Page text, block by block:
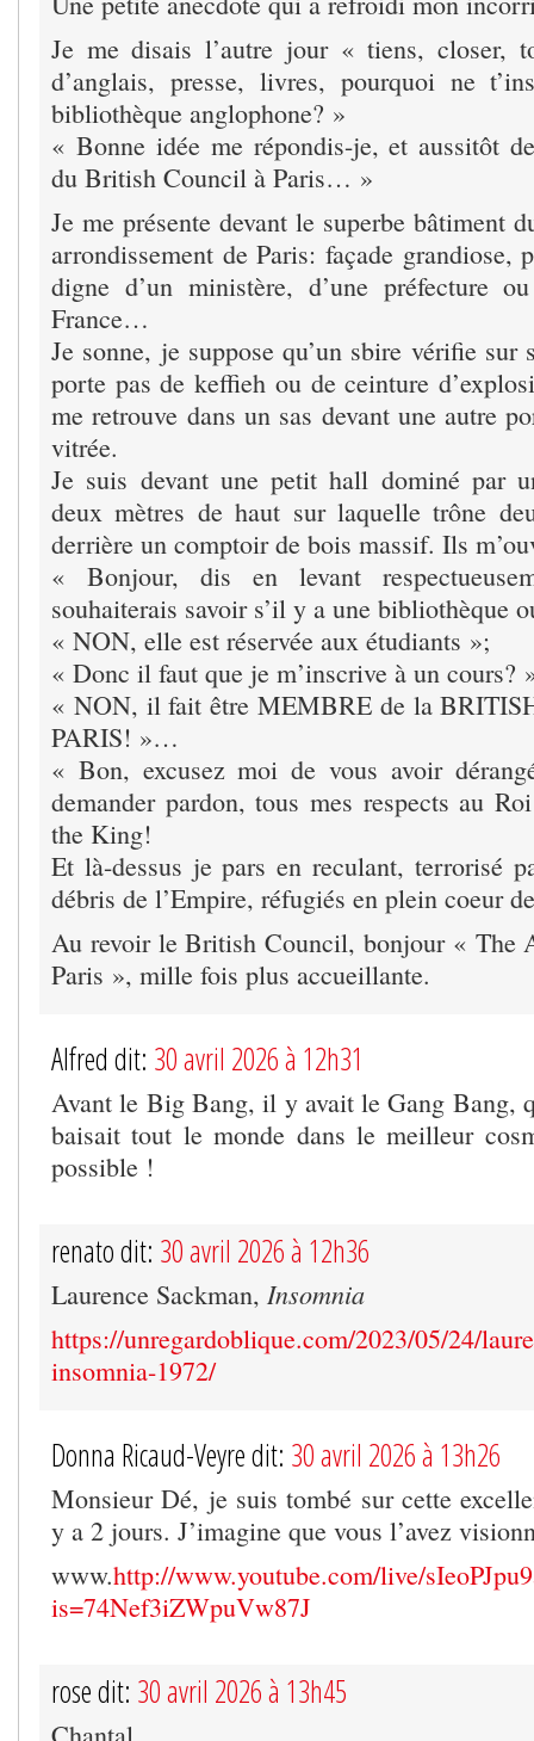
Je me disais l’autre jour « tiens, closer,
d’anglais, presse, livres, pourquoi ne
bibliothèque anglophone? »
« Bonne idée me répondis-je, et aussitôt
du British Council à Paris… »
Je me présente devant le superbe bâtiment
arrondissement de Paris: façade grandiose,
digne d’un ministère, d’une préfecture
France…
Je sonne, je suppose qu’un sbire vérifie sur
porte pas de keffieh ou de ceinture
me retrouve dans un sas devant une autre
vitrée.
Je suis devant une petit hall dominé par
deux mètres de haut sur laquelle trône
derrière un comptoir de bois massif. Ils
« Bonjour, dis en levant
souhaiterais savoir s’il y a une bibliothèque
« NON, elle est réservée aux étudiants »;
« Donc il faut que je m’inscrive à un cours?
« NON, il fait être MEMBRE de la
PARIS! »…
« Bon, excusez moi de vous avoir
demander pardon, tous mes respects au
the King!
Et là-dessus je pars en reculant, terrorisé
débris de l’Empire, réfugiés en plein coeur
Au revoir le British Council, bonjour « The
Paris », mille fois plus accueillante.
Alfred dit: 30 avril 2026 à 12h31
Avant le Big Bang, il y avait le Gang Bang,
baisait tout le monde dans le meilleur
possible !
renato dit: 30 avril 2026 à 12h36
Laurence Sackman, Insomnia
https://unregardoblique.com/2023/05/24/
insomnia-1972/
Donna Ricaud-Veyre dit: 30 avril 2026 à 13h26
Monsieur Dé, je suis tombé sur cette
y a 2 jours. J’imagine que vous l’avez
www.http://www.youtube.com/live/
is=74Nef3iZWpuVw87J
rose dit: 30 avril 2026 à 13h45